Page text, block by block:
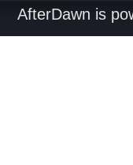
AfterDawn is